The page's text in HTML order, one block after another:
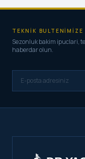
TEKNIK BULTENIMIZE
Sezonluk bakim ipuclari,
haberdar olun.